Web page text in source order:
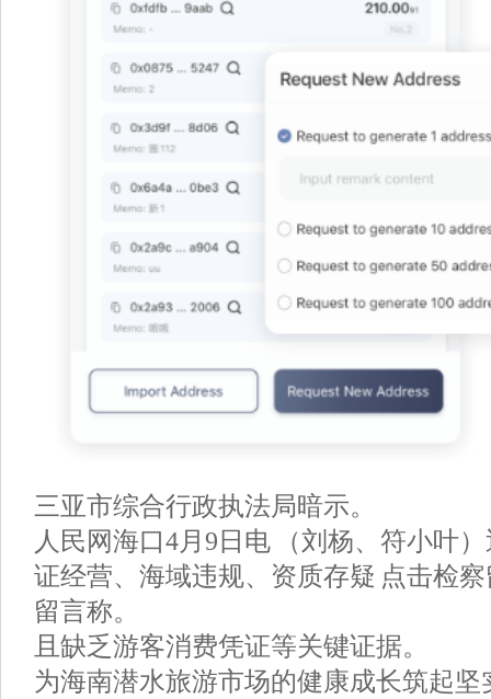
三亚市综合行政执法局暗示。
人民网海口4月9日电 （刘杨、符小叶
证经营、海域违规、资质存疑 点击检
留言称。
且缺乏游客消费凭证等关键证据。
为海南潜水旅游市场的健康成长筑起